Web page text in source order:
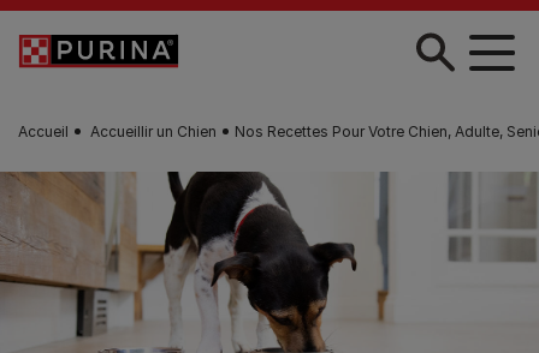
Skip to main content
Accueil Accueillir un Chien Nos Recettes Pour Votre Chien, Adulte,